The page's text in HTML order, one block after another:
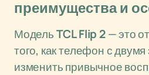
преимущества и
МодельTCL Flip 2— это
того, как телефон с
изменить привычное